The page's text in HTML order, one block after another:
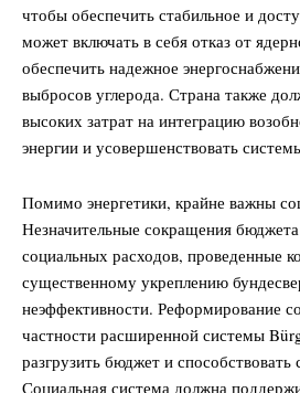
чтобы обеспечить стабильное и
может включать в себя отказ от
обеспечить надежное
выбросов углерода. Страна также
высоких затрат на интеграцию
энергии и усовершенствовать
Помимо энергетики, крайне важны
Незначительные сокращения
социальных расходов, проведенные
существенному укреплению
неэффективности. Реформирование
частности расширенной системы
разгрузить бюджет и способствовать
Социальная система должна